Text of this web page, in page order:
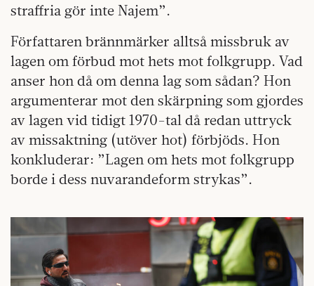
straffria gör inte Najem”.
Författaren brännmärker alltså missbruk av
lagen om förbud mot hets mot folkgrupp. Vad
anser hon då om denna lag som sådan? Hon
argumenterar mot den skärpning som gjordes
av lagen vid tidigt 1970-tal då redan uttryck
av missaktning (utöver hot) förbjöds. Hon
konkluderar: ”Lagen om hets mot folkgrupp
borde i dess nuvarandeform strykas”.